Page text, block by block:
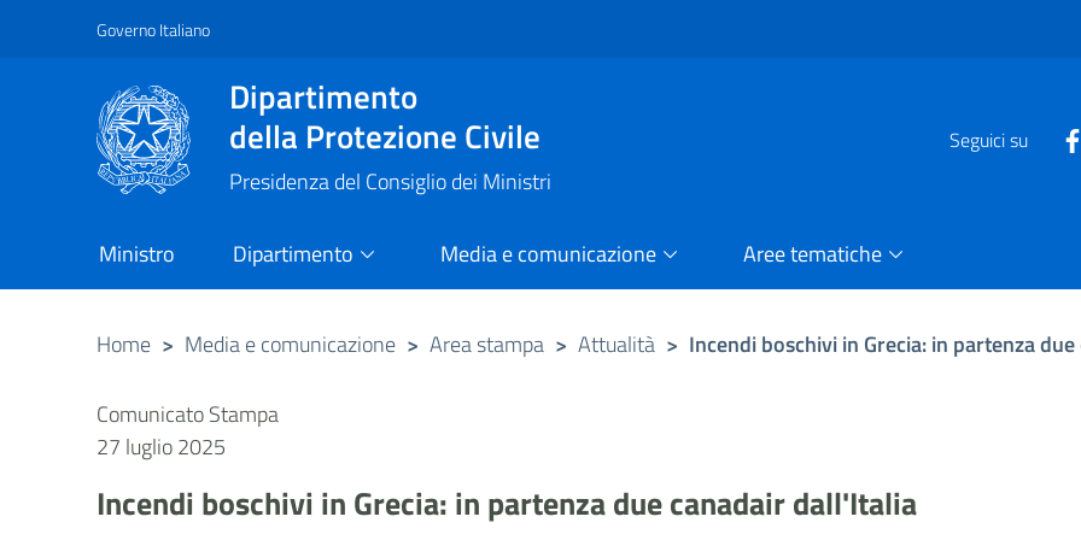
Vai al contenuto principale
Raggiungi il piè di pagina
Governo Italiano
Dipartimento
della Protezione Civile
Presidenza del Consiglio dei Ministri
Seguici su
Ministro Dipartimento Media e comunicazione Aree tematiche
Home > Media e comunicazione > Area stampa > Attualità > Incendi boschivi in Grecia: in partenza
Comunicato Stampa
27 luglio 2025
Incendi boschivi in Grecia: in partenza due canadair dall'Italia